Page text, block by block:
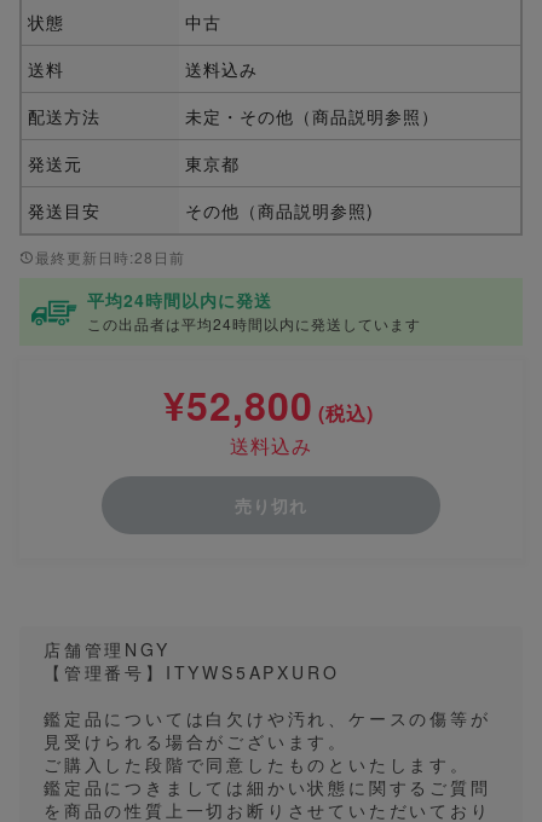
状態
中古
送料
送料込み
配送方法
未定・その他（商品説明参照）
発送元
東京都
発送目安
その他（商品説明参照)
最終更新日時:28日前
平均24時間以内に発送
この出品者は平均24時間以内に発送しています
¥52,800 (税込)
送料込み
売り切れ
店舗管理NGY
【管理番号】ITYWS5APXURO
鑑定品については白欠けや汚れ、ケースの傷等が
見受けられる場合がございます。
ご購入した段階で同意したものといたします。
鑑定品につきましては細かい状態に関するご質問
を商品の性質上一切お断りさせていただいており